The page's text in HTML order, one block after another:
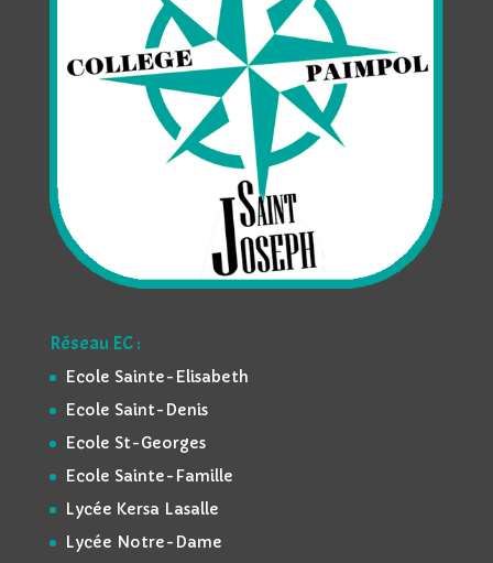
Réseau EC :
Ecole Sainte-Elisabeth
Ecole Saint-Denis
Ecole St-Georges
Ecole Sainte-Famille
Lycée Kersa Lasalle
Lycée Notre-Dame